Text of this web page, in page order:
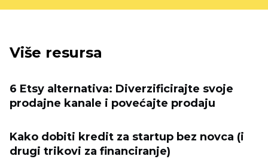
Više resursa
6 Etsy alternativa: Diverzificirajte svoje
prodajne kanale i povećajte prodaju
Kako dobiti kredit za startup bez novca (i
drugi trikovi za financiranje)